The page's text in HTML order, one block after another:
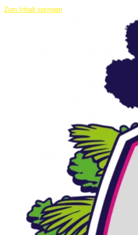
Zum Inhalt springen